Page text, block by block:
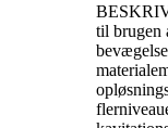
til brugen